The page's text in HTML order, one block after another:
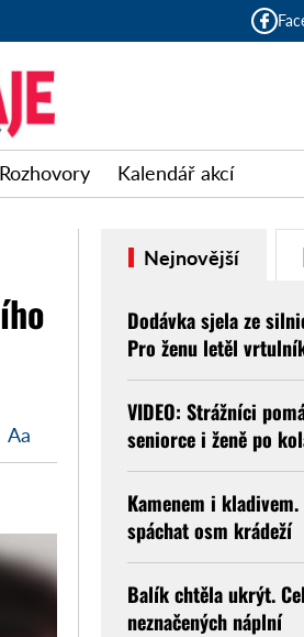
Rozhovory Kalendář akcí
Aa
Nejnovější
Dodávka sjela ze
Pro ženu letěl
VIDEO: Strážníci
seniorce i ženě po
Kamenem i
spáchat osm krádeží
Balík chtěla ukrýt.
neznačených náplní